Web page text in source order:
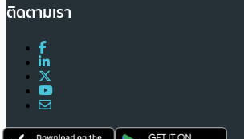
ติดตามเรา